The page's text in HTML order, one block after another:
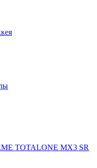
TOTALONE MX3 SR